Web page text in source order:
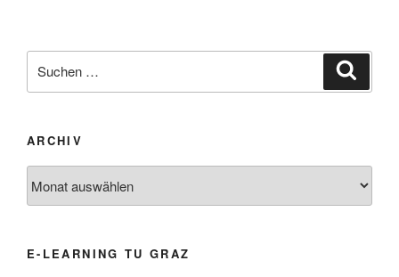
nach:
ARCHIV
E-LEARNING TU GRAZ